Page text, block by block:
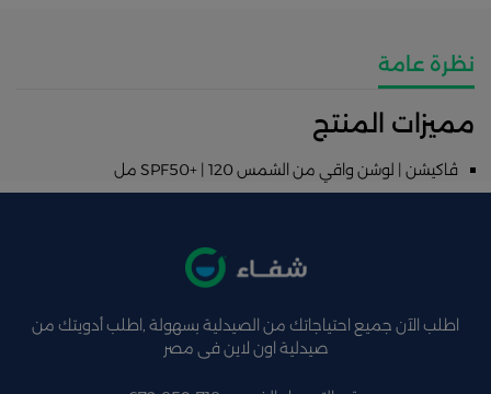
نظرة عامة
مميزات المنتج
ڤاكيشن | لوشن واقي من الشمس SPF50+ | 120 مل
اطلب الآن جميع احتياجاتك من الصيدلية بسهولة ,اطلب أدويتك من
صيدلية اون لاين فى مصر